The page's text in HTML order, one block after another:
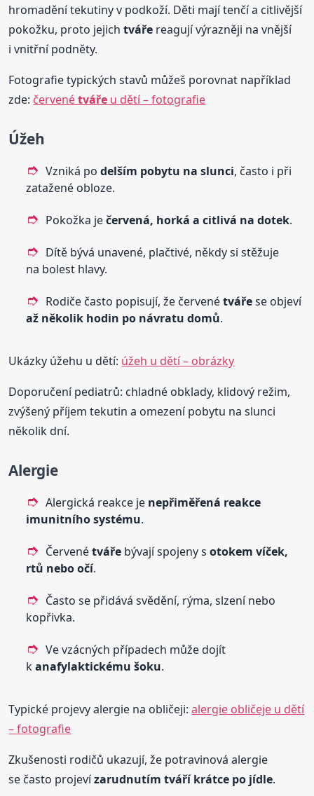
hromadění tekutiny v podkoží. Děti mají tenčí a citlivější
pokožku, proto jejichtváře reagují výrazněji na vnější
i vnitřní podněty.
Fotografie typických stavů můžeš porovnat například
zde: červenétváře u dětí – fotografie
Úžeh
Vzniká podelším pobytu na slunci, často i při
zatažené obloze.
Pokožka ječervená, horká a citlivá na dotek.
Dítě bývá unavené, plačtivé, někdy si stěžuje
na bolest hlavy.
Rodiče často popisují, že červenétvářese objeví
až několik hodin po návratu domů.
Ukázky úžehu u dětí: úžeh u dětí – obrázky
Doporučení pediatrů: chladné obklady, klidový režim,
zvýšený příjem tekutin a omezení pobytu na slunci
několik dní.
Alergie
Alergická reakce je nepřiměřená reakce
imunitního systému.
Červenétváře bývají spojeny sotokem víček,
rtů nebo očí.
Často se přidává svědění, rýma, slzení nebo
kopřivka.
Ve vzácných případech může dojít
kanafylaktickému šoku.
Typické projevy alergie na obličeji:alergie obličeje u dětí
– fotografie
Zkušenosti rodičů ukazují, že potravinová alergie
se často projevízarudnutím tváří krátce po jídle.